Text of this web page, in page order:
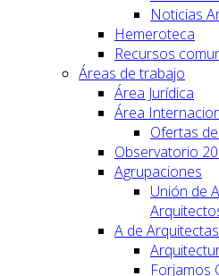
Noticias
Hemeroteca
Recursos
Áreas de trabajo
Área Jurídica
Área
Ofertas
Observatorio
Agrupaciones
Unión de
A de Arquitectas
Forjamos